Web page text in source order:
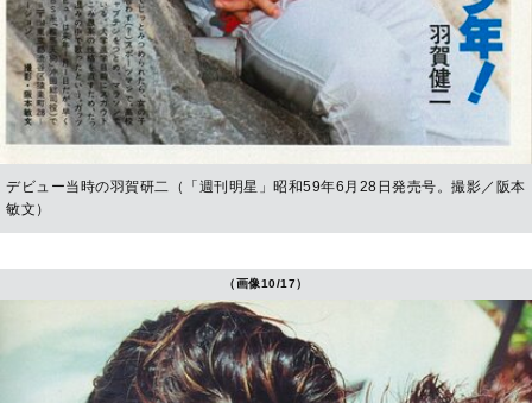
デビュー当時の羽賀研二（「週刊明星」昭和59年6月28日発売号。撮影／阪本
敏文）
（画像10/17）